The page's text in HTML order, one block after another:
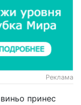
Реклама
принес